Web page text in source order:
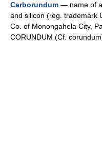
Carborundum — name of
and silicon (reg. trademark
Co. of Monongahela City,
CORUNDUM (Cf.